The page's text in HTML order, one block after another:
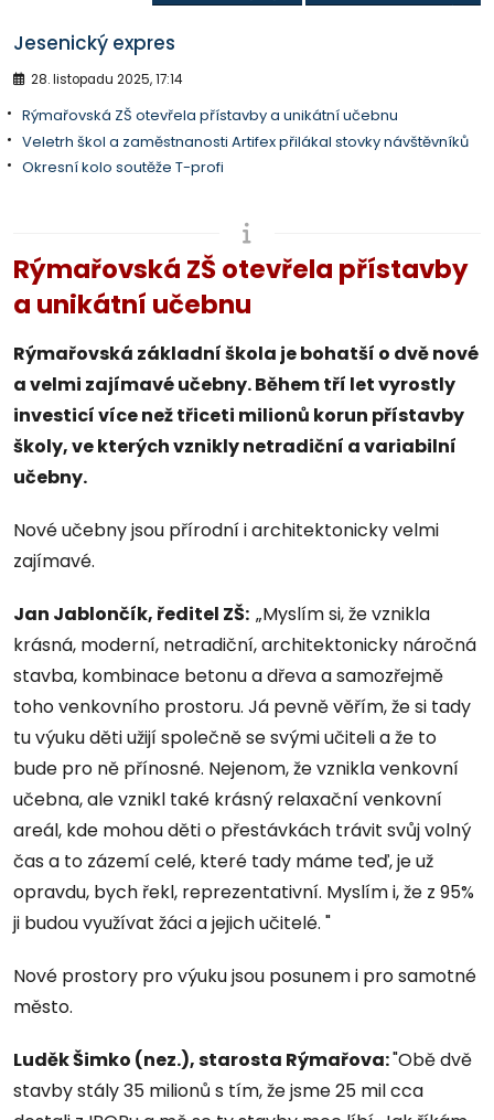
Jesenický expres
28. listopadu 2025, 17:14
Rýmařovská ZŠ otevřela přístavby a unikátní učebnu
Veletrh škol a zaměstnanosti Artifex přilákal stovky návštěvníků
Okresní kolo soutěže T-profi
Rýmařovská ZŠ otevřela přístavby
a unikátní učebnu
Rýmařovská základní škola je bohatší o dvě nové
a velmi zajímavé učebny. Během tří let vyrostly
investicí více než třiceti milionů korun přístavby
školy, ve kterých vznikly netradiční a variabilní
učebny.
Nové učebny jsou přírodní i architektonicky velmi
zajímavé.
Jan Jablončík, ředitel ZŠ: „Myslím si, že vznikla
krásná, moderní, netradiční, architektonicky náročná
stavba, kombinace betonu a dřeva a samozřejmě
toho venkovního prostoru. Já pevně věřím, že si tady
tu výuku děti užijí společně se svými učiteli a že to
bude pro ně přínosné. Nejenom, že vznikla venkovní
učebna, ale vznikl také krásný relaxační venkovní
areál, kde mohou děti o přestávkách trávit svůj volný
čas a to zázemí celé, které tady máme teď, je už
opravdu, bych řekl, reprezentativní. Myslím i, že z 95%
ji budou využívat žáci a jejich učitelé. "
Nové prostory pro výuku jsou posunem i pro samotné
město.
Luděk Šimko (nez.), starosta Rýmařova:"Obě dvě
stavby stály 35 milionů s tím, že jsme 25 mil cca